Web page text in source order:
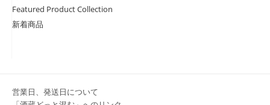
Featured Product Collection
新着商品
営業日、発送日について